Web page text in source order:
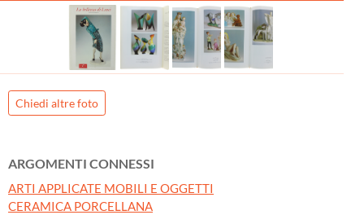
Chiedi altre foto
ARGOMENTI CONNESSI
ARTI APPLICATE MOBILI E OGGETTI
CERAMICA PORCELLANA